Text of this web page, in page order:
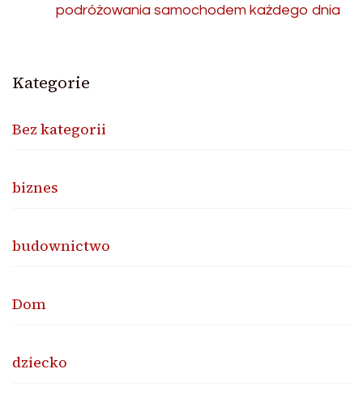
podróżowania samochodem każdego dnia
Kategorie
Bez kategorii
biznes
budownictwo
Dom
dziecko